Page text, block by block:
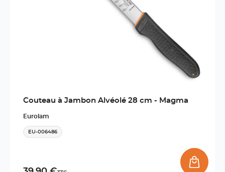
Couteau à Jambon Alvéolé 28 cm - Magma
Eurolam
EU-006486